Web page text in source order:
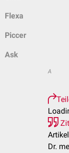
Flexa
Piccer
Ask
A
Dr.